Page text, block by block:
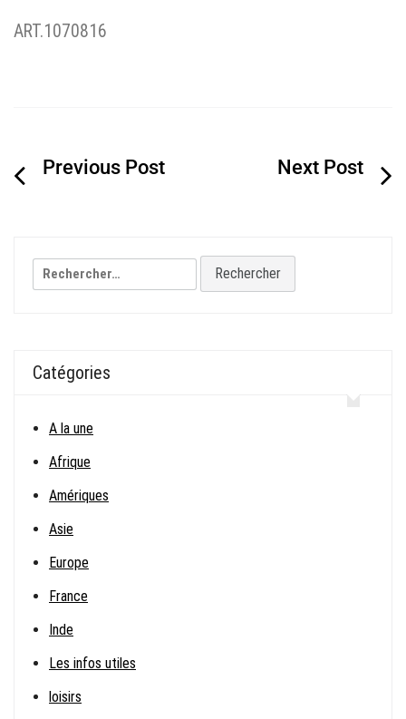
ART.1070816
Navigation
Rechercher :
Catégories
A la une
Afrique
Amériques
Asie
Europe
France
Inde
Les infos utiles
loisirs